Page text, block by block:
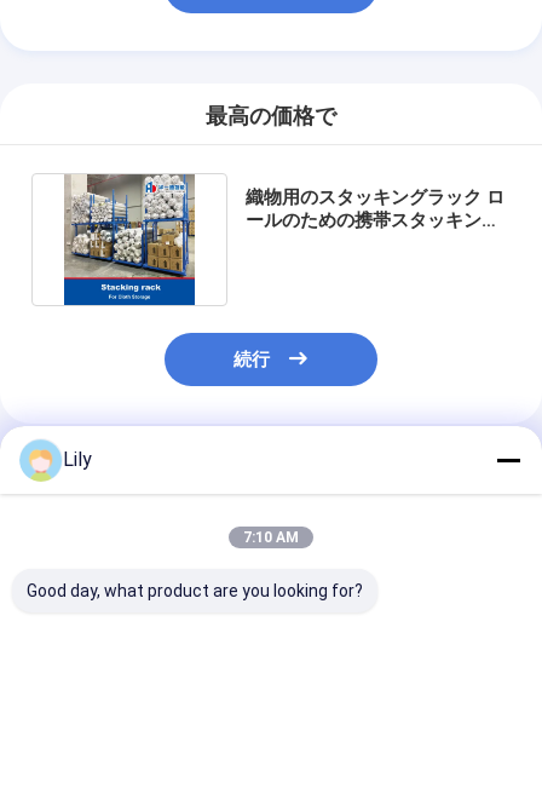
最高の価格で
織物用のスタッキングラック ロ
ールのための携帯スタッキング
続行
推薦されたプロダクト
Lily
7:10 AM
Good day, what product are you looking for?